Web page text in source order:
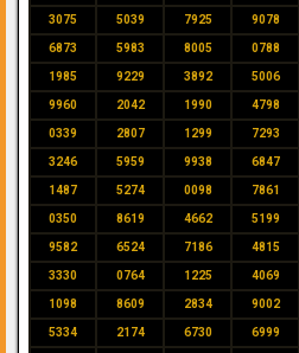
3075 5039 7925 9078
6873 5983 8005 0788
1985 9229 3892 5006
9960 2042 1990 4798
0339 2807 1299 7293
3246 5959 9938 6847
1487 5274 0098 7861
0350 8619 4662 5199
9582 6524 7186 4815
3330 0764 1225 4069
1098 8609 2834 9002
5334 2174 6730 6999